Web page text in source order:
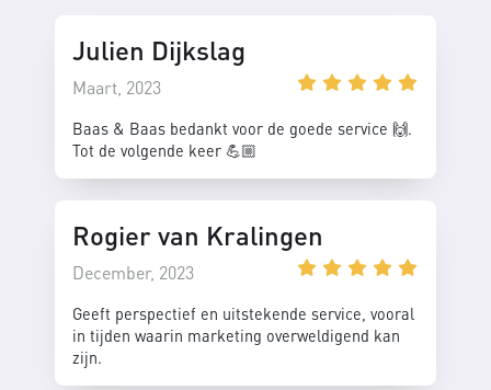
Julien Dijkslag
Maart, 2023
Baas & Baas bedankt voor de goede service 🙌.
Tot de volgende keer 💪🏼
Rogier van Kralingen
December, 2023
Geeft perspectief en uitstekende service, vooral
in tijden waarin marketing overweldigend kan
zijn.